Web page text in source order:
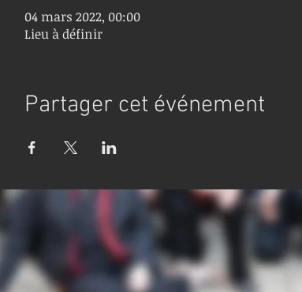
04 mars 2022, 00:00
Lieu à définir
Partager cet événement